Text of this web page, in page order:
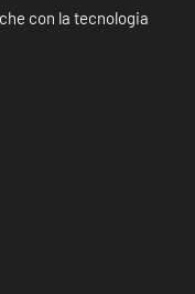
con la tecnologia